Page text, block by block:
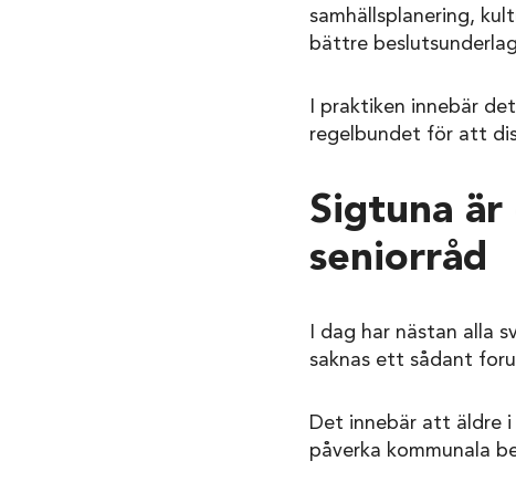
samhällsplanering,
bättre
I praktiken innebär
regelbundet för att
Sigtuna är
seniorråd
I dag har nästan alla
saknas ett sådant
Det innebär att äldre
påverka kommunala